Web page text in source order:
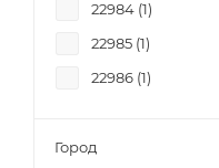
22984 (1)
22985 (1)
22986 (1)
Город